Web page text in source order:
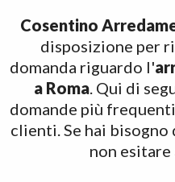
Cosentino
disposizione per
domanda riguardo l'
a Roma. Qui di
domande più
clienti. Se hai
non